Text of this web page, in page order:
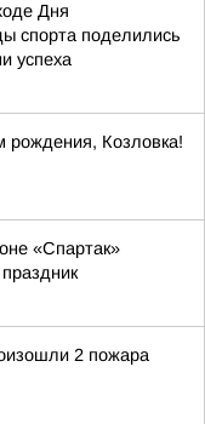
Дня
спорта поделились
успеха
Козловка!
«Спартак»
2 пожара